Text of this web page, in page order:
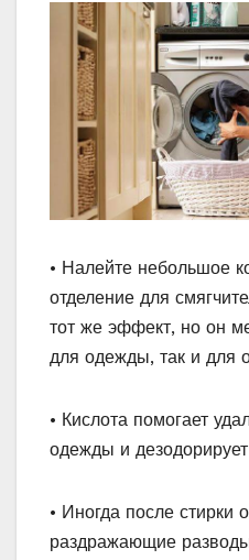
• Налейте небольшое
отделение для
тот же эффект, но он
для одежды, так и для
• Кислота помогает
одежды и
• Иногда после стирки
раздражающие